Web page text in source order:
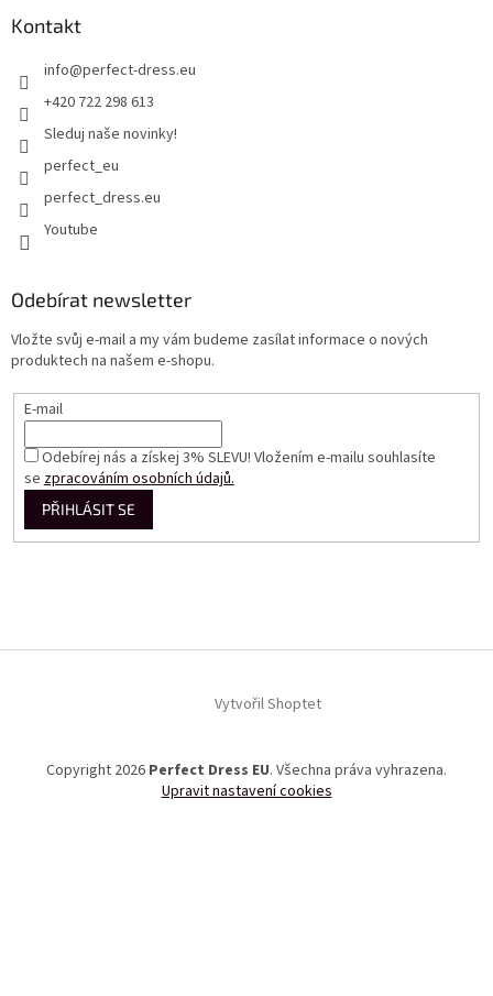
Kontakt
info@perfect-dress.eu
+420 722 298 613
Sleduj naše novinky!
perfect_eu
perfect_dress.eu
Youtube
Odebírat newsletter
Vložte svůj e-mail a my vám budeme zasílat informace o nových
produktech na našem e-shopu.
E-mail
Odebírej nás a získej 3% SLEVU! Vložením e-mailu souhlasíte
sezpracováním osobních údajů.
PŘIHLÁSIT SE
Vytvořil Shoptet
Copyright 2026 Perfect Dress EU. Všechna práva vyhrazena.
Upravit nastavení cookies